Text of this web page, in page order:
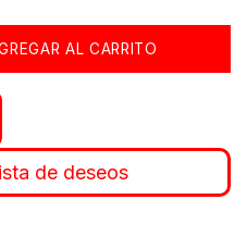
AL CARRITO
de deseos